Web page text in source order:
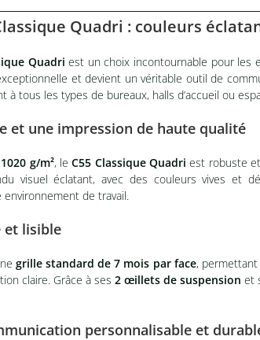
Quadri : couleurs
Quadri est un choix incontournable pour les
et devient un véritable outil de
à tous les types de bureaux, halls d’accueil ou
et une impression de haute qualité
g/m², leC55 Classique Quadri est robuste
visuel éclatant, avec des couleurs vives et
de travail.
et lisible
grille standard de 7 mois par face, permettant
claire. Grâce à ses 2 œillets de suspension et
personnalisable et